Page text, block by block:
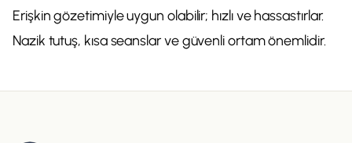
Erişkin gözetimiyle uygun olabilir; hızlı ve hassastırlar.
Nazik tutuş, kısa seanslar ve güvenli ortam önemlidir.